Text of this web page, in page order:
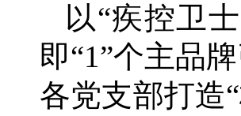
以“疾控卫
即“1”个主品
各党支部打造